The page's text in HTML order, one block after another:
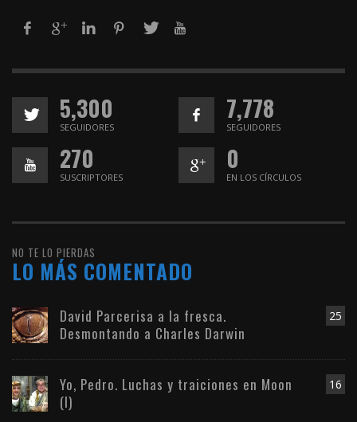
5,300
SEGUIDORES
7,778
SEGUIDORES
270
SUSCRIPTORES
0
EN LOS CÍRCULOS
NO TE LO PIERDAS
LO MÁS COMENTADO
25
David Parcerisa a la fresca.
Desmontando a Charles Darwin
16
Yo, Pedro. Luchas y traiciones en Moon
(I)